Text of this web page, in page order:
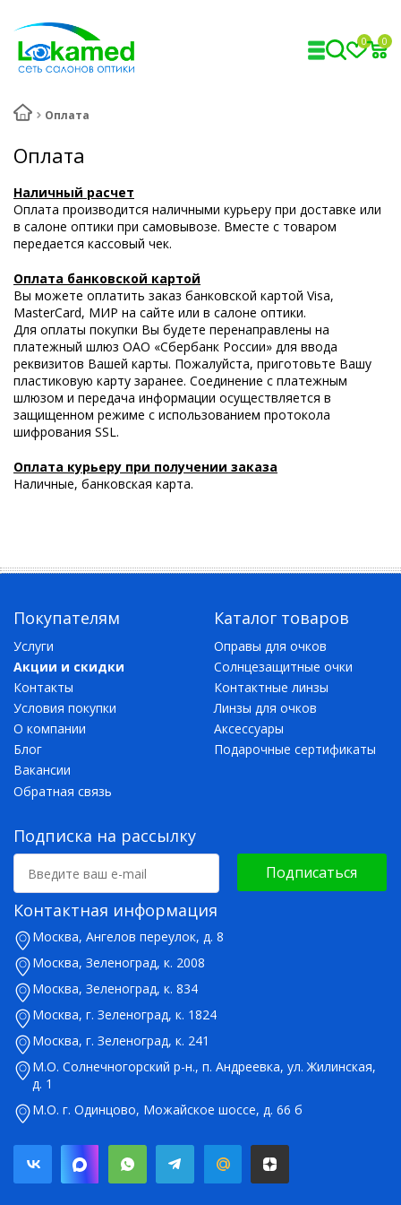
0 0
Оплата
Оплата
Наличный расчет
Оплата производится наличными курьеру при доставке или
в салоне оптики при самовывозе. Вместе с товаром
передается кассовый чек.
Оплата банковской картой
Вы можете оплатить заказ банковской картой Visa,
MasterCard, МИР на сайте или в салоне оптики.
Для оплаты покупки Вы будете перенаправлены на
платежный шлюз ОАО «Сбербанк России» для ввода
реквизитов Вашей карты. Пожалуйста, приготовьте Вашу
пластиковую карту заранее. Соединение с платежным
шлюзом и передача информации осуществляется в
защищенном режиме с использованием протокола
шифрования SSL.
Оплата курьеру при получении заказа
Наличные, банковская карта.
Покупателям
Услуги
Акции и скидки
Контакты
Условия покупки
О компании
Блог
Вакансии
Обратная связь
Каталог товаров
Оправы для очков
Солнцезащитные очки
Контактные линзы
Линзы для очков
Аксессуары
Подарочные сертификаты
Подписка на рассылку
Подписаться
Контактная информация
Москва, Ангелов переулок, д. 8
Москва, Зеленоград, к. 2008
Москва, Зеленоград, к. 834
Москва, г. Зеленоград, к. 1824
Москва, г. Зеленоград, к. 241
М.О. Солнечногорский р-н., п. Андреевка, ул. Жилинская,
д. 1
М.О. г. Одинцово, Можайское шоссе, д. 66 б